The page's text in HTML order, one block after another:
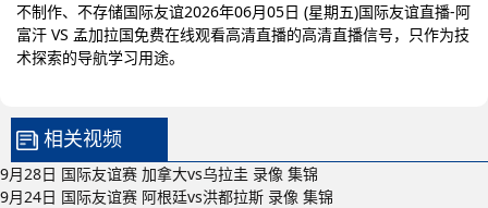
不制作、不存储国际友谊2026年06月05日 (星期五)国际友谊直播-阿
富汗 VS 孟加拉国免费在线观看高清直播的高清直播信号，只作为技
术探索的导航学习用途。
相关视频
9月28日 国际友谊赛 加拿大vs乌拉圭 录像 集锦
9月24日 国际友谊赛 阿根廷vs洪都拉斯 录像 集锦